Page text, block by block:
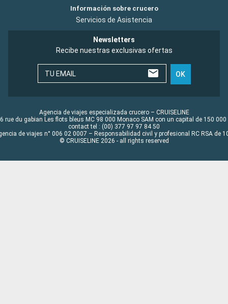
Información sobre crucero
Servicios de Asistencia
Newsletters
Recibe nuestras exclusivas ofertas
TU EMAIL OK
Agencia de viajes especializada crucero – CRUISELINE
rue du gabian Les flots bleus MC 98 000 Monaco SAM con un capital de 150 000
contact tel : (00) 377 97 97 84 50
de viajes n° 006 02 0007 – Responsabilidad civil y profesional RC RSA de
© CRUISELINE 2026 - all rights reserved